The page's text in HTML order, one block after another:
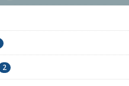
2